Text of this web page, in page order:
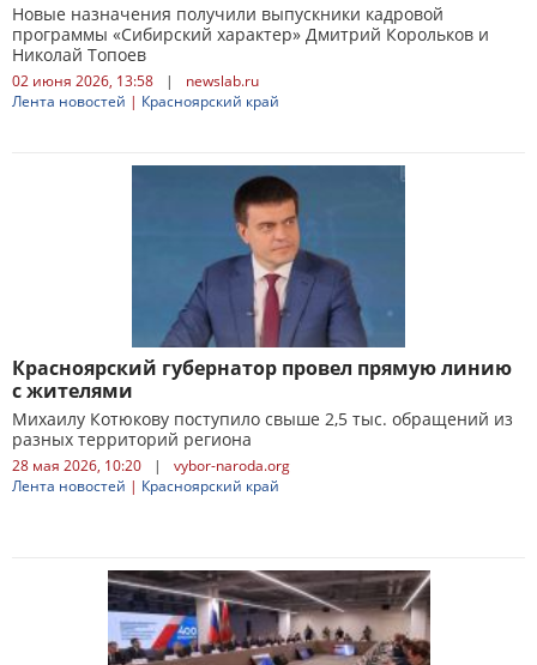
Новые назначения получили выпускники кадровой
программы «Сибирский характер» Дмитрий Корольков и
Николай Топоев
02 июня 2026, 13:58 |
newslab.ru
Лента новостей | Красноярский край
Красноярский губернатор провел прямую линию
с жителями
Михаилу Котюкову поступило свыше 2,5 тыс. обращений из
разных территорий региона
28 мая 2026, 10:20 |
vybor-naroda.org
Лента новостей | Красноярский край